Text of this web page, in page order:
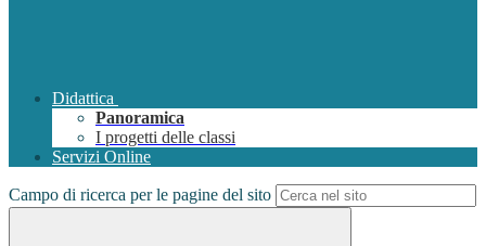
Didattica
Panoramica
I progetti delle classi
Servizi Online
Campo di ricerca per le pagine del sito